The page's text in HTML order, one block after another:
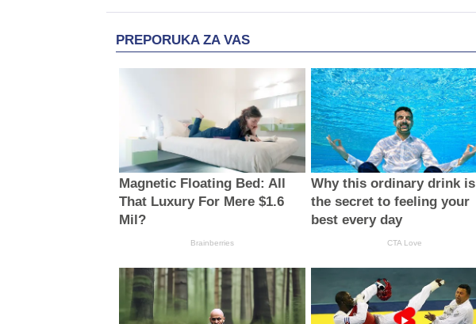
PREPORUKA ZA VAS
Magnetic Floating Bed: All
That Luxury For Mere $1.6
Mil?
Brainberries
Why this ordinary drink is
the secret to feeling your
best every day
CTA Love